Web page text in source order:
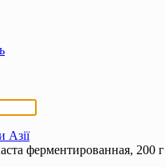
Азії
ферментированная, 200 г